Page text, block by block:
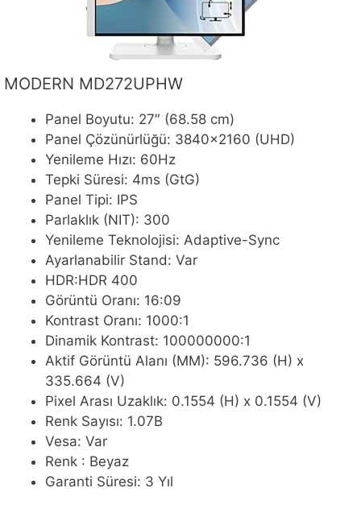
MODERN MD272UPHW
Panel Boyutu: 27″ (68.58 cm)
Panel Çözünürlüğü: 3840×2160 (UHD)
Yenileme Hızı: 60Hz
Tepki Süresi: 4ms (GtG)
Panel Tipi: IPS
Parlaklık (NIT): 300
Yenileme Teknolojisi: Adaptive-Sync
Ayarlanabilir Stand: Var
HDR:HDR 400
Görüntü Oranı: 16:09
Kontrast Oranı: 1000:1
Dinamik Kontrast: 100000000:1
Aktif Görüntü Alanı (MM): 596.736 (H) x
335.664 (V)
Pixel Arası Uzaklık: 0.1554 (H) x 0.1554 (V)
Renk Sayısı: 1.07B
Vesa: Var
Renk : Beyaz
Garanti Süresi: 3 Yıl